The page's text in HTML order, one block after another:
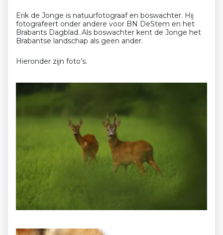
Erik de Jonge is natuurfotograaf en boswachter. Hij
fotografeert onder andere voor BN DeStem en het
Brabants Dagblad. Als boswachter kent de Jonge het
Brabantse landschap als geen ander.
Hieronder zijn foto’s.